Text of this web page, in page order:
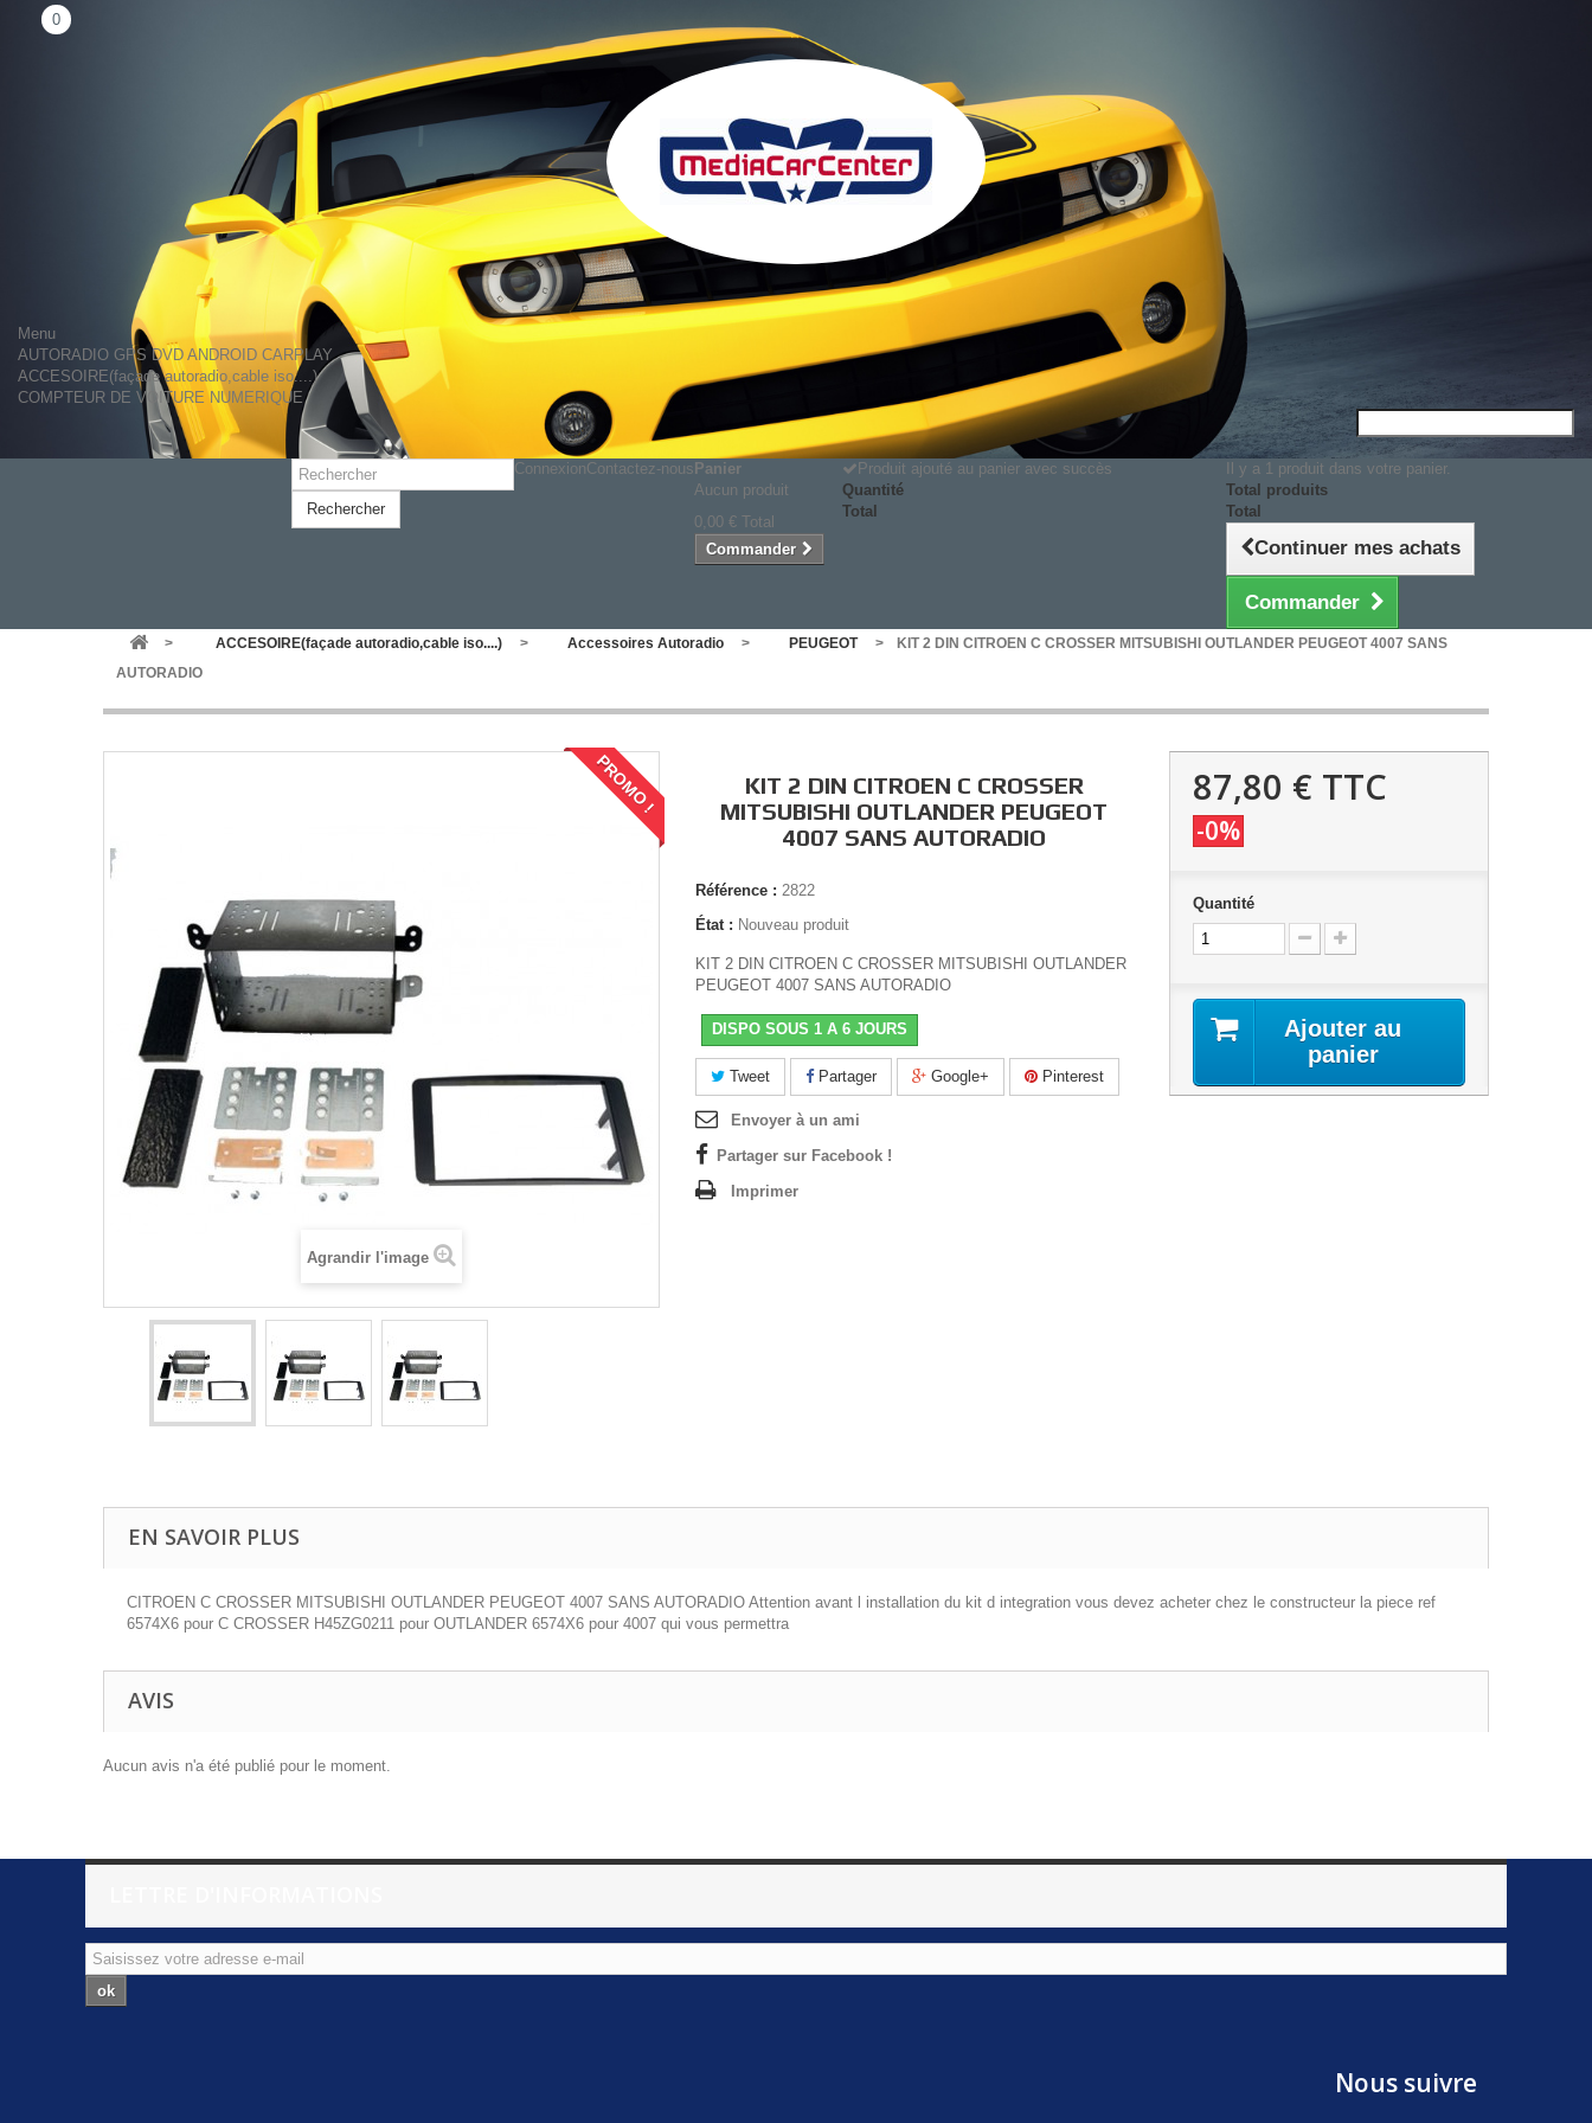
Menu
AUTORADIO GPS DVD ANDROID CARPLAY
ACCESOIRE(façade autoradio,cable iso....)
COMPTEUR DE VOITURE NUMERIQUE
Rechercher
ConnexionContactez-nous Panier
0
Aucun produit
0,00 € Total
Commander
Produit ajouté au panier avec succès
Quantité
Total
Il y a 1 produit dans votre panier.
Total produits
Total
Continuer mes achats
Commander
> ACCESOIRE(façade autoradio,cable iso....) > Accessoires Autoradio > PEUGEOT >
KIT 2 DIN CITROEN C CROSSER MITSUBISHI OUTLANDER PEUGEOT 4007 SANS
AUTORADIO
PROMO !
Agrandir l'image
KIT 2 DIN CITROEN C CROSSER
MITSUBISHI OUTLANDER PEUGEOT
4007 SANS AUTORADIO
Référence : 2822
État : Nouveau produit
KIT 2 DIN CITROEN C CROSSER MITSUBISHI OUTLANDER
PEUGEOT 4007 SANS AUTORADIO
DISPO SOUS 1 A 6 JOURS
Tweet Partager Google+ Pinterest
Envoyer à un ami
Partager sur Facebook !
Imprimer
87,80 € TTC
-0%
Quantité
Ajouter au
panier
EN SAVOIR PLUS
CITROEN C CROSSER MITSUBISHI OUTLANDER PEUGEOT 4007 SANS AUTORADIO Attention avant l installation du kit d integration vous devez acheter chez le constructeur la piece ref
6574X6 pour C CROSSER H45ZG0211 pour OUTLANDER 6574X6 pour 4007 qui vous permettra
AVIS
Aucun avis n'a été publié pour le moment.
ok
Nous suivre